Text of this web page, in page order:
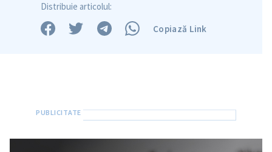
Distribuie articolul:
Copiază Link